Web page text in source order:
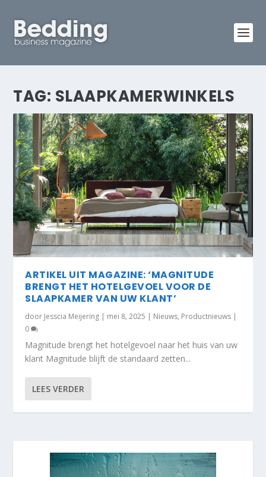
TAG: SLAAPKAMERWINKELS
ARTIKEL UIT MAGAZINE: ‘MAGNITUDE
BRENGT HET HOTELGEVOEL VOOR DE
SLAAPKAMER VAN UW KLANT’
door Jesscia Meijering | mei 8, 2025 | Nieuws, Productnieuws |
0
Magnitude brengt het hotelgevoel naar het huis van uw
klant Magnitude blijft de standaard zetten...
LEES VERDER